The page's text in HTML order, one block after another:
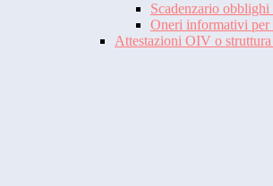
Scadenzario
Oneri informativi per
Attestazioni OIV o struttura